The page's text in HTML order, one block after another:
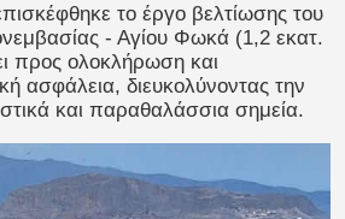
το έργο βελτίωσης του
- Αγίου Φωκά (1,2 εκατ.
προς ολοκλήρωση και
ασφάλεια, διευκολύνοντας την
και παραθαλάσσια σημεία.